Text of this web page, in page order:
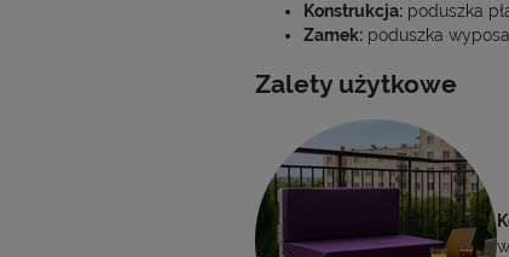
Konstrukcja: poduszka
Zamek: poduszka
Zalety użytkowe